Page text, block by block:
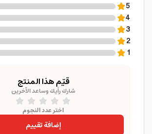
5
4
3
2
1
قيّم هذا المنتج
شارك رأيك وساعد الآخرين
اختر عدد النجوم
إضافة تقييم